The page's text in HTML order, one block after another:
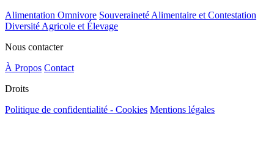
Alimentation Omnivore Souveraineté Alimentaire et Contestation
Diversité Agricole et Élevage
Nous contacter
À Propos Contact
Droits
Politique de confidentialité - Cookies Mentions légales